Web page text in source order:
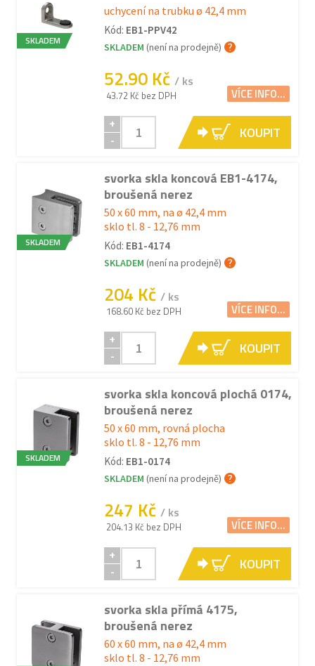
SKLADEM
uchycení na trubku ø 42,4 mm
Kód: EB1-PPV42
SKLADEM (není na prodejně)
52.90 Kč / ks
43.72 Kč bez DPH VÍCE INFO...
+
-
KOUPIT
SKLADEM
svorka skla koncová EB1-4174,
broušená nerez
50 x 60 mm, na ø 42,4 mm
sklo tl. 8 - 12,76 mm
Kód: EB1-4174
SKLADEM (není na prodejně)
204 Kč / ks
168.60 Kč bez DPH VÍCE INFO...
+
-
KOUPIT
SKLADEM
svorka skla koncová plochá 0174,
broušená nerez
50 x 60 mm, rovná plocha
sklo tl. 8 - 12,76 mm
Kód: EB1-0174
SKLADEM (není na prodejně)
247 Kč / ks
204.13 Kč bez DPH VÍCE INFO...
+
-
KOUPIT
svorka skla přímá 4175,
broušená nerez
60 x 60 mm, na ø 42,4 mm
sklo tl. 8 - 12,76 mm